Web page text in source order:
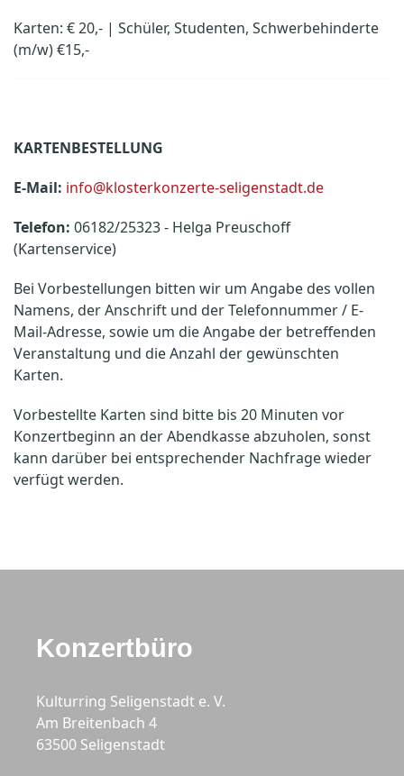
Karten: € 20,- | Schüler, Studenten, Schwerbehinderte
(m/w) €15,-
KARTENBESTELLUNG
E-Mail: info@klosterkonzerte-seligenstadt.de
Telefon: 06182/25323 - Helga Preuschoff
(Kartenservice)
Bei Vorbestellungen bitten wir um Angabe des vollen
Namens, der Anschrift und der Telefonnummer / E-
Mail-Adresse, sowie um die Angabe der betreffenden
Veranstaltung und die Anzahl der gewünschten
Karten.
Vorbestellte Karten sind bitte bis 20 Minuten vor
Konzertbeginn an der Abendkasse abzuholen, sonst
kann darüber bei entsprechender Nachfrage wieder
verfügt werden.
Konzertbüro
Kulturring Seligenstadt e. V.
Am Breitenbach 4
63500 Seligenstadt